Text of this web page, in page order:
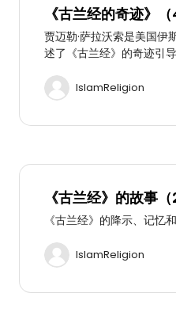
《古兰经的奇迹》
的细节
贾迈勒·萨拉沃索是美国伊
述了《古兰经》的奇迹引
经》保存的完整性，这一
宗教不一样。
IslamReligion
《古兰经》的故事
到人世间
《古兰经》的降示、记忆和
IslamReligion